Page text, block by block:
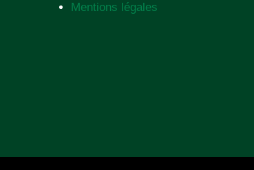
Mentions légales